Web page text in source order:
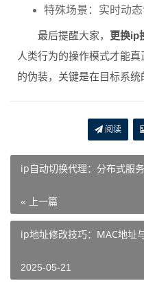
特殊场景：实时动
最后提醒大家， 更换ip
人类行为的操作模式才能
的伪装，关键是在目标系统
阅读
ip自动切换代理：分布式服
« 上一篇
ip地址修改技巧：MAC地址
2025-05-21